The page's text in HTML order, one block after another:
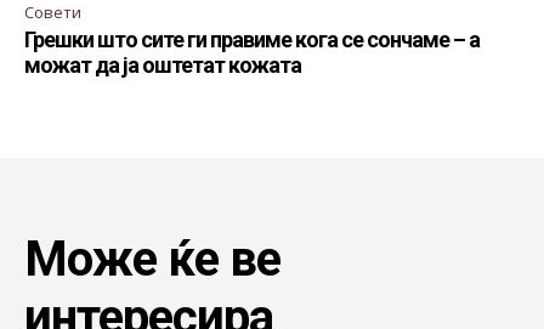
Совети
Грешки што сите ги правиме кога се сончаме – а
можат да ја оштетат кожата
Може ќе ве